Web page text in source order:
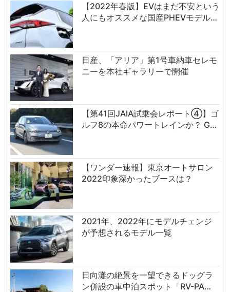
【2022年春版】EVはまだ不安という
人にもオススメな国産PHEVモデル…
日産、「アリア」第1号車納車セレモ
ニーを本社ギャラリーで開催
【第41回JAIA試乗会レポート④】ゴ
ルフ8の本命パワートレインか？ G…
【ワンダー速報】東京オートサロン
2022印象深かったブースは？
2021年、2022年にモデルチェンジ
が予想されるモデル一覧
日向灘の絶景を一望できるドッグラ
ン併設の車中泊スポット「RV-PA…